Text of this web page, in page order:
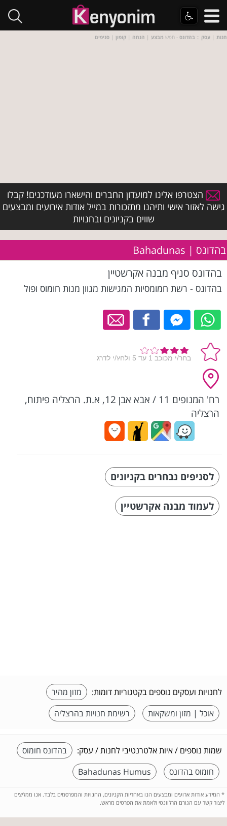
חנות | עסק :: בהדונס - חפש מבצע | הנחה | קופון | סניפים
הצטרפו אלינו למועדון החברים והישארו מעודכנים! קבלו
גישה לאזור אישי ותיהנו מתזכורות במייל אודות אירועים ומבצעים
שווים בקניונים ובחנויות
בהדונס | Bahadunas
בהדונס סניף מבנה אקרשטיין
בהדונס - רשת חמומסיות המגישות מגוון מנות חומוס ופול
רח' המנופים 11 / אבא אבן 12, א.ת. הרצליה פיתוח,
הרצליה
לסניפים נבחרים בקניונים
לעמוד מבנה אקרשטיין
לחנויות ועסקים נוספים בקטגוריות דומות:
מזון מהיר
אוכל | מזון ומשקאות
רשימת חנויות בהרצליה
שמות נוספים / איות אלטרנטיבי לחנות / עסק:
בהדונס חומוס
חומוס בהדונס
Bahadunas Humus
* המידע אודות ארועים ומבצעים הנו באחריות הקניונים, החנויות והמפרסמים בלבד. אנו ממליצים
ליצור קשר עם הגורם הרלוונטי ולאמת את הפרטים מראש.